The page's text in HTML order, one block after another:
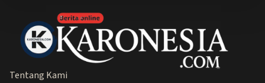
Tentang Kami